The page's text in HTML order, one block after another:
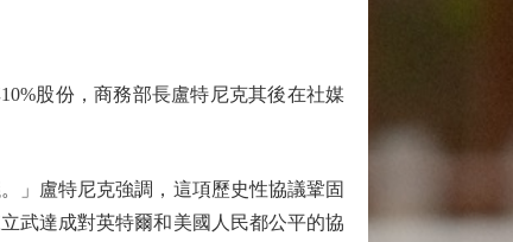
股份，商務部長盧特尼克其後在社媒
盧特尼克強調，這項歷史性協議鞏固
武達成對英特爾和美國人民都公平的協